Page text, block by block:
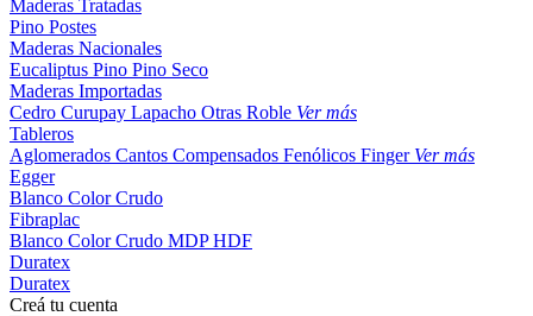
Maderas Tratadas
Pino Postes
Maderas Nacionales
Eucaliptus Pino Pino Seco
Maderas Importadas
Cedro Curupay Lapacho Otras Roble Ver más
Tableros
Aglomerados Cantos Compensados Fenólicos Finger Ver más
Egger
Blanco ColorCrudo
Fibraplac
Blanco ColorCrudo MDPHDF
Duratex
Duratex
Creá tu cuenta